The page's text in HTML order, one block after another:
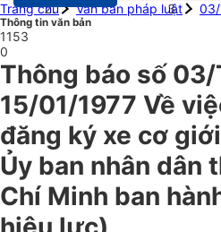
Trang chủ
Văn bản pháp luật 03/
Thông tin văn bản
1153
0
Thông báo số
15/01/1977 Về
đăng ký xe cơ
Ủy ban nhân dân
Chí Minh ban